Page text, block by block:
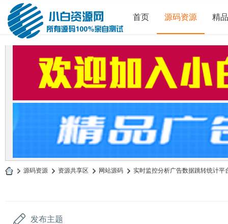
首页 源码资源 精
» 源码资源 › 资源共享区 › 网站源码 › 实时监控分析广告数据跳转统计平
发布主题